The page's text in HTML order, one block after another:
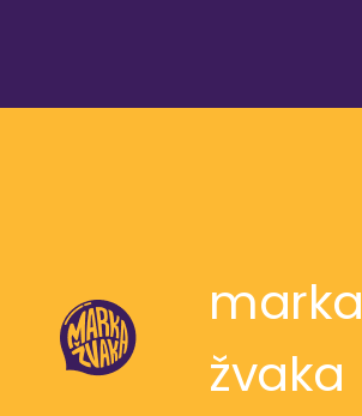
marka
žvaka